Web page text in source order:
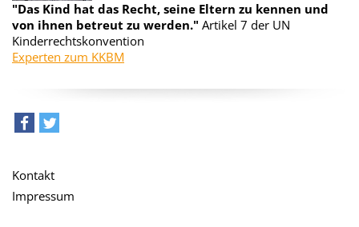
"Das Kind hat das Recht, seine Eltern zu kennen und
von ihnen betreut zu werden." Artikel 7 der UN
Kinderrechtskonvention
Experten zum KKBM
Kontakt
Impressum